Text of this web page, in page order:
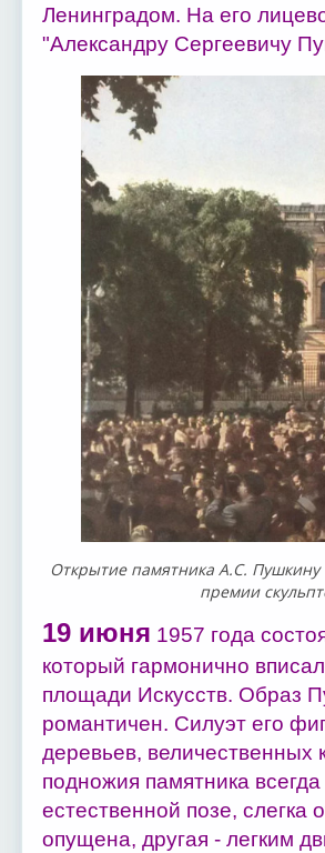
Ленинградом. На его
"Александру Сергеевичу
Открытие памятника А.С. Пушкину
премии
19 июня 1957 года
который гармонично
площади Искусств. Образ
романтичен. Силуэт его
деревьев, величественных
подножия памятника
естественной позе, слегка
опущена, другая - легким